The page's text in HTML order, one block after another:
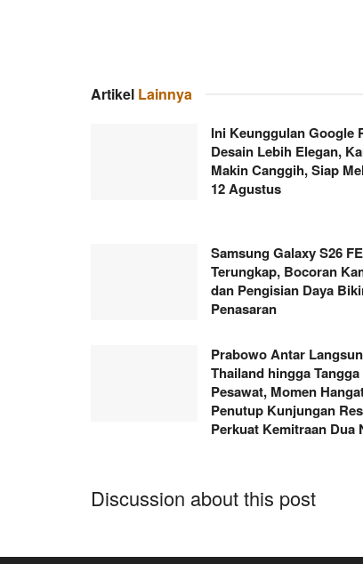
Artikel Lainnya
Ini Keunggulan Google
Desain Lebih Elegan,
Makin Canggih, Siap
12 Agustus
Samsung Galaxy S26
Terungkap, Bocoran
dan Pengisian Daya
Penasaran
Prabowo Antar
Thailand hingga Tangga
Pesawat, Momen
Penutup Kunjungan
Perkuat Kemitraan Dua
Discussion about this post